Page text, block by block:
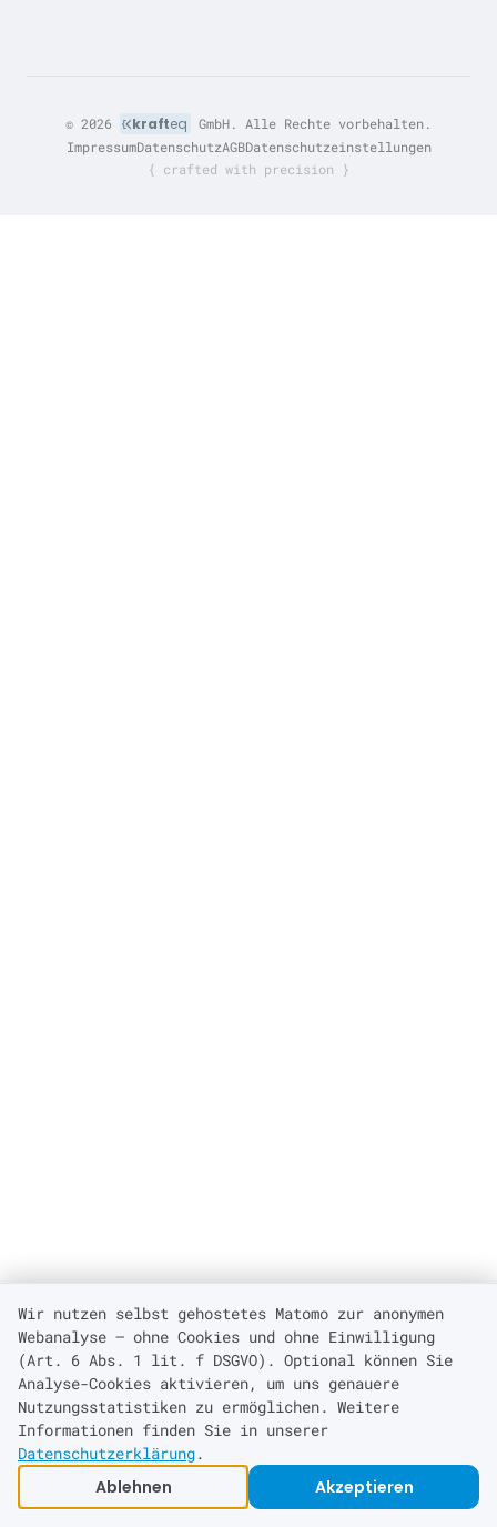
© 2026 krafteq
GmbH. Alle Rechte vorbehalten.
ImpressumDatenschutzAGBDatenschutzeinstellungen
{ crafted with precision }
Wir nutzen selbst gehostetes Matomo zur anonymen
Webanalyse — ohne Cookies und ohne Einwilligung
(Art. 6 Abs. 1 lit. f DSGVO). Optional können Sie
Analyse-Cookies aktivieren, um uns genauere
Nutzungsstatistiken zu ermöglichen. Weitere
Informationen finden Sie in unserer
Datenschutzerklärung.
Ablehnen Akzeptieren